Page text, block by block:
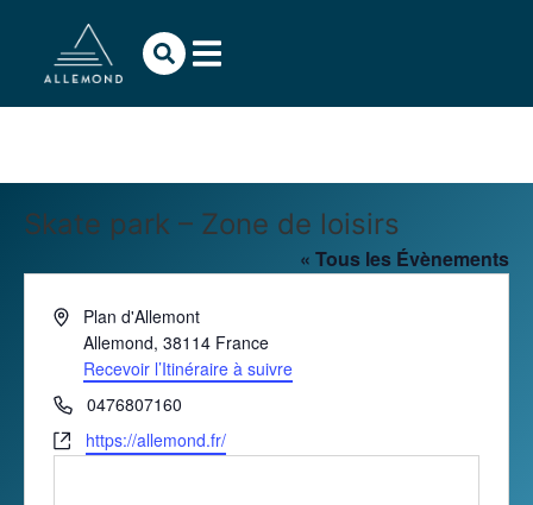
Skate park – Zone de loisirs
« Tous les Évènements
AdressePlan d'Allemont
Allemond, 38114 France
Recevoir l’Itinéraire à suivre
Téléphone
0476807160
Site
https://allemond.fr/